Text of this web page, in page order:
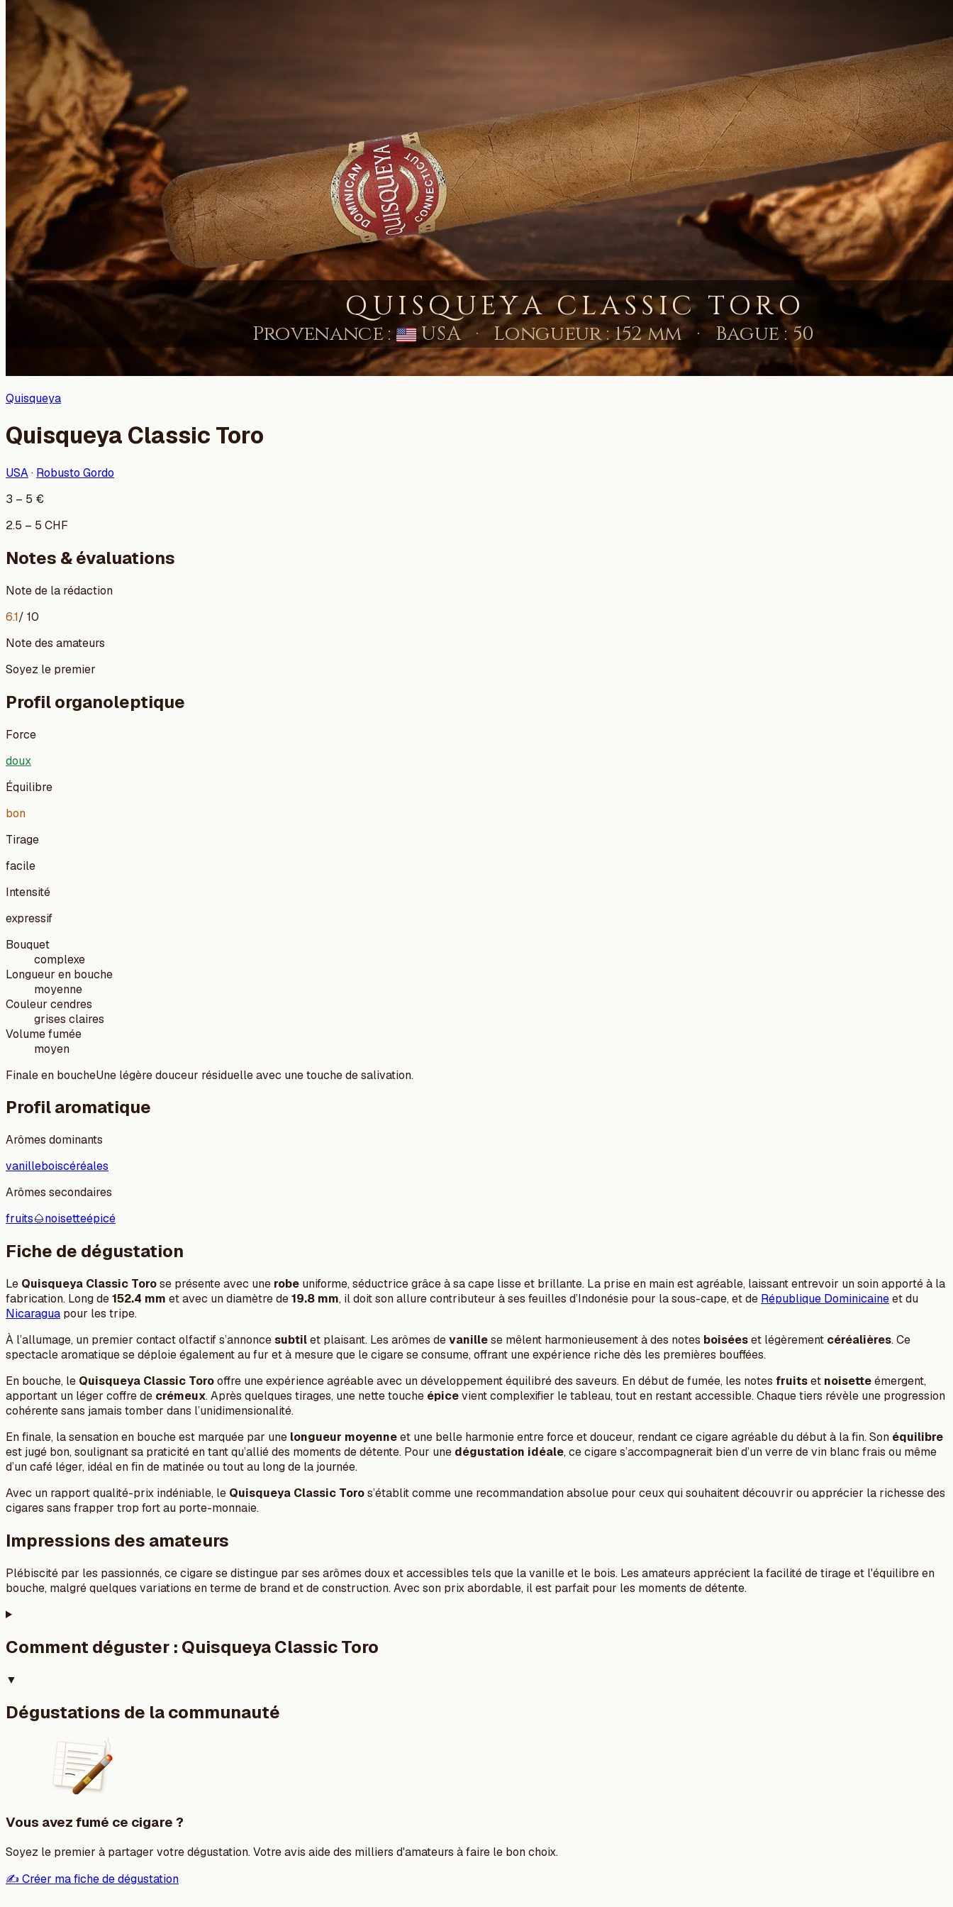
Quisqueya
Quisqueya Classic Toro
USA· Robusto Gordo
3 – 5 €
2.5 – 5 CHF
Notes & évaluations
Note de la rédaction
6.1/ 10
Note des amateurs
Soyez le premier
Profil organoleptique
Force
doux
Équilibre
bon
Tirage
facile
Intensité
expressif
Bouquet
complexe
Longueur en bouche
moyenne
Couleur cendres
grises claires
Volume fumée
moyen
Finale en boucheUne légère douceur résiduelle avec une touche de salivation.
Profil aromatique
Arômes dominants
vanilleboiscéréales
Arômes secondaires
fruits🌰noisetteépicé
Fiche de dégustation
Le Quisqueya Classic Torose présente avec une robe uniforme, séductrice grâce à sa cape lisse et brillante. La prise en main est agréable, laissant entrevoir un soin apporté à la
fabrication. Long de152.4 mm et avec un diamètre de19.8 mm, il doit son allure contributeur à ses feuilles d’Indonésie pour la sous-cape, et de République Dominicaineet du
Nicaragua pour les tripe.
À l’allumage, un premier contact olfactif s’annoncesubtilet plaisant. Les arômes devanillese mêlent harmonieusement à des notes boiséeset légèrement céréalières. Ce
spectacle aromatique se déploie également au fur et à mesure que le cigare se consume, offrant une expérience riche dès les premières bouffées.
En bouche, le Quisqueya Classic Torooffre une expérience agréable avec un développement équilibré des saveurs. En début de fumée, les notes fruitset noisetteémergent,
apportant un léger coffre de crémeux. Après quelques tirages, une nette touche épicevient complexifier le tableau, tout en restant accessible. Chaque tiers révèle une progression
cohérente sans jamais tomber dans l’unidimensionalité.
En finale, la sensation en bouche est marquée par une longueur moyenneet une belle harmonie entre force et douceur, rendant ce cigare agréable du début à la fin. Son équilibre
est jugé bon, soulignant sa praticité en tant qu’allié des moments de détente. Pour une dégustation idéale, ce cigare s’accompagnerait bien d’un verre de vin blanc frais ou même
d’un café léger, idéal en fin de matinée ou tout au long de la journée.
Avec un rapport qualité-prix indéniable, le Quisqueya Classic Toros’établit comme une recommandation absolue pour ceux qui souhaitent découvrir ou apprécier la richesse des
cigares sans frapper trop fort au porte-monnaie.
Impressions des amateurs
Plébiscité par les passionnés, ce cigare se distingue par ses arômes doux et accessibles tels que la vanille et le bois. Les amateurs apprécient la facilité de tirage et l'équilibre en
bouche, malgré quelques variations en terme de brand et de construction. Avec son prix abordable, il est parfait pour les moments de détente.
Comment déguster : Quisqueya Classic Toro
▼
Dégustations de la communauté
Vous avez fumé ce cigare ?
Soyez le premier à partager votre dégustation. Votre avis aide des milliers d'amateurs à faire le bon choix.
✍️ Créer ma fiche de dégustation